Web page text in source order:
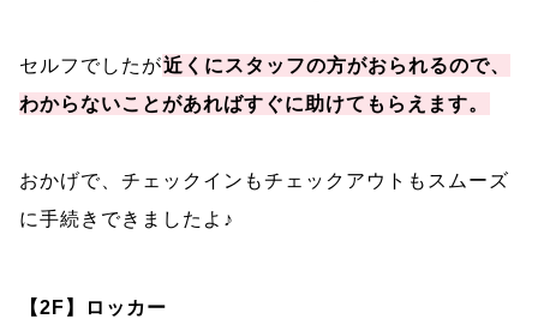
セルフでしたが近くにスタッフの方がおられるので、
わからないことがあればすぐに助けてもらえます。
おかげで、チェックインもチェックアウトもスムーズ
に手続きできましたよ♪
【2F】ロッカー